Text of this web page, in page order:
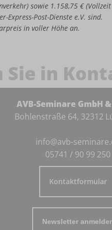
sowie 1.158,75 €
Express-Post-Dienste e.V. sind.
in voller Höhe an.
Sie in
AVB-Seminare GmbH &
Bohlenstraße 64, 32312
info@avb-
05741 / 90 99 250
Kontaktformular
Newsletter